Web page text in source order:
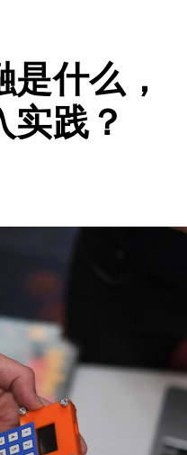
什么，
实践？